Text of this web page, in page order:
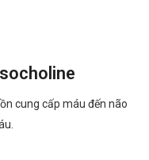
cung cấp máu đến não